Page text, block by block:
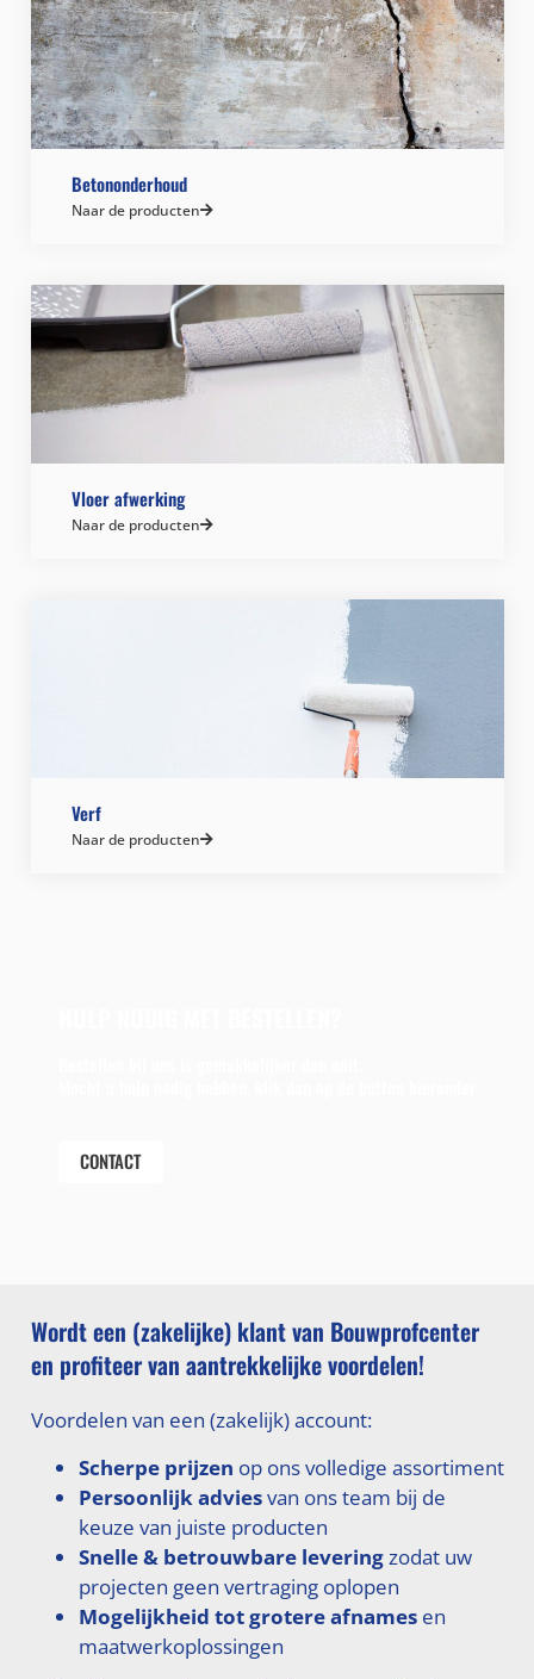
Betononderhoud
Naar de producten
Vloer afwerking
Naar de producten
Verf
Naar de producten
CONTACT
Wordt een (zakelijke) klant van Bouwprofcenter
en profiteer van aantrekkelijke voordelen!
Voordelen van een (zakelijk) account:
Scherpe prijzen op ons volledige assortiment
Persoonlijk adviesvan ons team bij de
keuze van juiste producten
Snelle & betrouwbare leveringzodat uw
projecten geen vertraging oplopen
Mogelijkheid tot grotere afnamesen
maatwerkoplossingen